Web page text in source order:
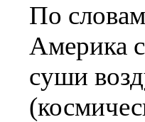
По
Америка
суши